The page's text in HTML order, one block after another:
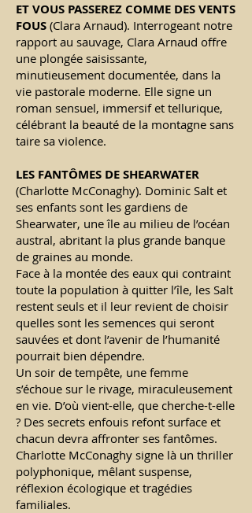
ET VOUS PASSEREZ COMME DES VENTS
FOUS (Clara Arnaud). Interrogeant notre
rapport au sauvage, Clara Arnaud offre
une plongée saisissante,
minutieusement documentée, dans la
vie pastorale moderne. Elle signe un
roman sensuel, immersif et tellurique,
célébrant la beauté de la montagne sans
taire sa violence.
LES FANTÔMES DESHEARWATER
(Charlotte McConaghy). Dominic Salt et
ses enfants sont les gardiens de
Shearwater, une île au milieu de l’océan
austral, abritant la plus grande banque
de graines au monde.
Face à la montée des eaux qui contraint
toute la population à quitter l’île, les Salt
restent seuls et il leur revient de choisir
quelles sont les semences qui seront
sauvées et dont l’avenir de l’humanité
pourrait bien dépendre.
Un soir de tempête, une femme
s’échoue sur le rivage, miraculeusement
en vie. D’où vient-elle, que cherche-t-elle
? Des secrets enfouis refont surface et
chacun devra affronter ses fantômes.
Charlotte McConaghy signe là un thriller
polyphonique, mêlant suspense,
réflexion écologique et tragédies
familiales.